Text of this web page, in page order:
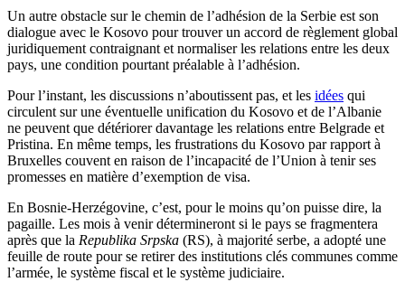
Un autre obstacle sur le chemin de l’adhésion de la Serbie est son
dialogue avec le Kosovo pour trouver un accord de règlement global
juridiquement contraignant et normaliser les relations entre les deux
pays, une condition pourtant préalable à l’adhésion.
Pour l’instant, les discussions n’aboutissent pas, et les idées qui
circulent sur une éventuelle unification du Kosovo et de l’Albanie
ne peuvent que détériorer davantage les relations entre Belgrade et
Pristina. En même temps, les frustrations du Kosovo par rapport à
Bruxelles couvent en raison de l’incapacité de l’Union à tenir ses
promesses en matière d’exemption de visa.
En Bosnie-Herzégovine, c’est, pour le moins qu’on puisse dire, la
pagaille. Les mois à venir détermineront si le pays se fragmentera
après que la Republika Srpska (RS), à majorité serbe, a adopté une
feuille de route pour se retirer des institutions clés communes comme
l’armée, le système fiscal et le système judiciaire.